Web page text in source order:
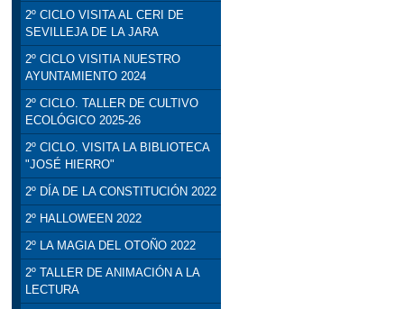
2º CICLO VISITA AL CERI DE
SEVILLEJA DE LA JARA
2º CICLO VISITIA NUESTRO
AYUNTAMIENTO 2024
2º CICLO. TALLER DE CULTIVO
ECOLÓGICO 2025-26
2º CICLO. VISITA LA BIBLIOTECA
"JOSÉ HIERRO"
2º DÍA DE LA CONSTITUCIÓN 2022
2º HALLOWEEN 2022
2º LA MAGIA DEL OTOÑO 2022
2º TALLER DE ANIMACIÓN A LA
LECTURA